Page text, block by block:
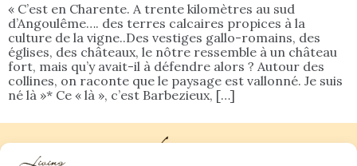
« C’est en Charente. A trente kilomètres au sud
d’Angoulême…. des terres calcaires propices à la
culture de la vigne..Des vestiges gallo-romains, des
églises, des châteaux, le nôtre ressemble à un château
fort, mais qu’y avait-il à défendre alors ? Autour des
collines, on raconte que le paysage est vallonné. Je suis
né là »* Ce « là », c’est Barbezieux, […]